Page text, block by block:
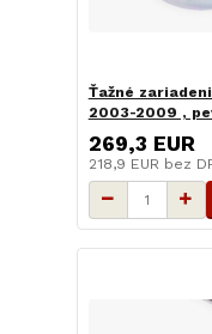
Ťažné
2003-2009 ,
269,3 EUR
218,9 EUR bez